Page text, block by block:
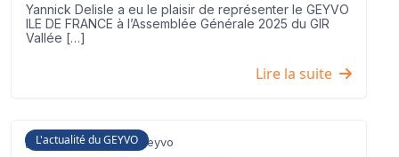
Yannick Delisle a eu le plaisir de représenter le GEYVO
ILE DE FRANCE à l’Assemblée Générale 2025 du GIR
Vallée […]
Lire la suite
L'actualité du GEYVO
3 juillet 2025 Geyvo